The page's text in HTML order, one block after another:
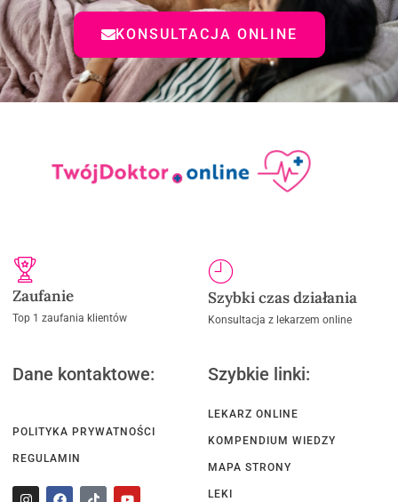
KONSULTACJA ONLINE
Zaufanie
Top 1 zaufania klientów
Szybki czas działania
Konsultacja z lekarzem online
Dane kontaktowe:
POLITYKA PRYWATNOŚCI
REGULAMIN
Szybkie linki:
LEKARZ ONLINE
KOMPENDIUM WIEDZY
MAPA STRONY
LEKI